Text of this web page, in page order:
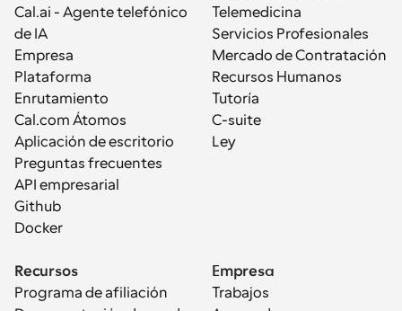
Cal.ai - Agente telefónico
de IA
Empresa
Plataforma
Enrutamiento
Cal.com Átomos
Aplicación de escritorio
Preguntas frecuentes
API empresarial
Github
Docker
Telemedicina
Servicios Profesionales
Mercado de Contratación
Recursos Humanos
Tutoría
C-suite
Ley
Recursos
Programa de afiliación
Empresa
Trabajos